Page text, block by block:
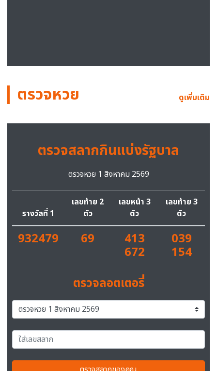
ตรวจหวย ดูเพิ่มเติม
ตรวจสลากกินแบ่งรัฐบาล
ตรวจหวย 1 สิงหาคม 2569
รางวัลที่ 1
เลขท้าย 2
ตัว
เลขหน้า 3
ตัว
เลขท้าย 3
ตัว
932479 69 413
672
039
154
ตรวจลอตเตอรี่